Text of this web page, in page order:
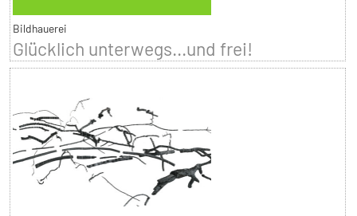
Bildhauerei
Glücklich unterwegs...und frei!